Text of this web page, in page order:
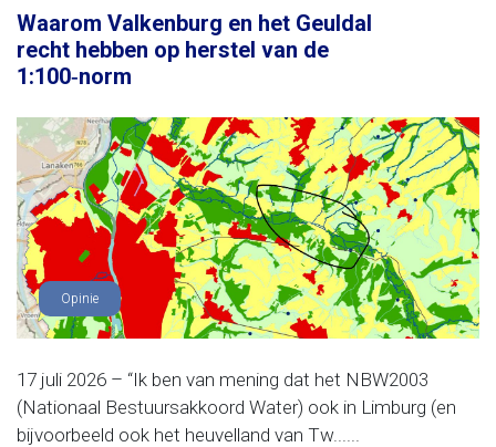
Waarom Valkenburg en het Geuldal
recht hebben op herstel van de
1:100‑norm
Opinie
17 juli 2026 – “Ik ben van mening dat het NBW2003
(Nationaal Bestuursakkoord Water) ook in Limburg (en
bijvoorbeeld ook het heuvelland van Tw......